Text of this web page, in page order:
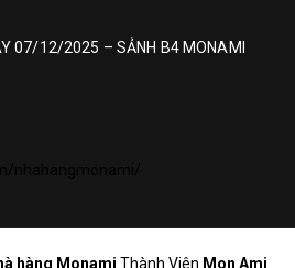
07/12/2025 – SẢNH B4 MONAMI
hàng Monami Thành Viên Mon Ami